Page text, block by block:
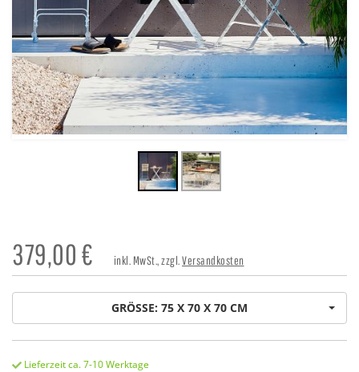
379,00€ inkl. MwSt., zzgl.Versandkosten
GRÖSSE: 75 X 70 X 70 CM
Lieferzeit ca. 7-10 Werktage